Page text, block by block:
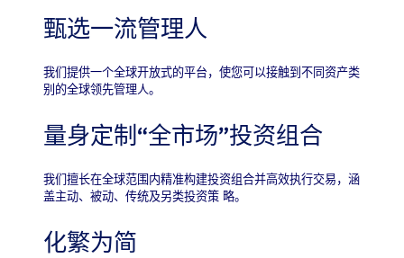
甄选一流管理人
我们提供一个全球开放式的平台，使您可以接触到不同资产类
别的全球领先管理人。
量身定制“全市场”投资组合
我们擅长在全球范围内精准构建投资组合并高效执行交易，涵
盖主动、被动、传统及另类投资策 略。
化繁为简